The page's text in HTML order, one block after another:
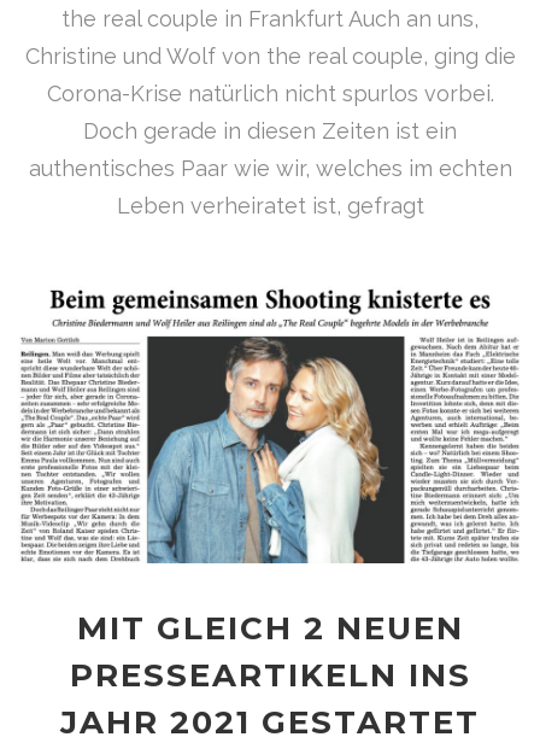
the real couple in Frankfurt Auch an uns,
Christine und Wolf von the real couple, ging die
Corona-Krise natürlich nicht spurlos vorbei.
Doch gerade in diesen Zeiten ist ein
authentisches Paar wie wir, welches im echten
Leben verheiratet ist, gefragt
MIT GLEICH 2 NEUEN
PRESSEARTIKELN INS
JAHR 2021 GESTARTET